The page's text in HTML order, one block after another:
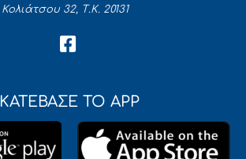
Κολιάτσου 32, Τ.Κ. 20131
ΚΑΤΕΒΑΣΕ ΤΟ APP